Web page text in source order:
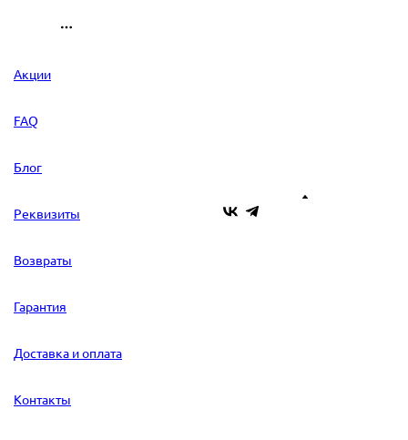
Акции
FAQ
Блог
Реквизиты
Возвраты
Гарантия
Доставка и оплата
Контакты